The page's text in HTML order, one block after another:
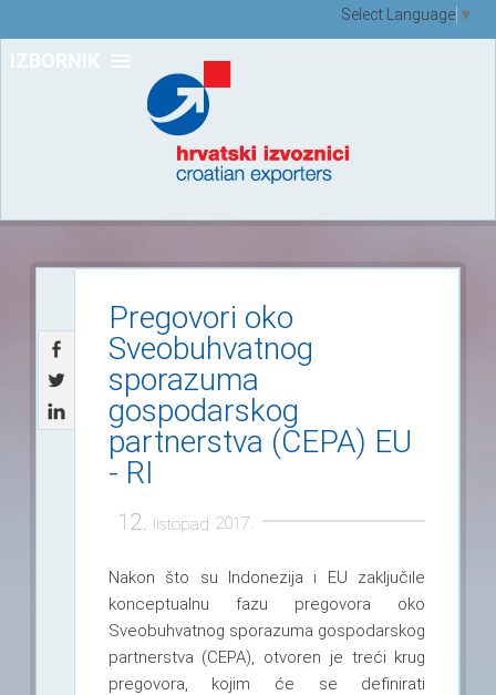
IZBORNIK
Select Language ▼
Pregovori oko
Sveobuhvatnog
sporazuma
gospodarskog
partnerstva (CEPA) EU
- RI
12. listopad 2017.
Nakon što su Indonezija i EU zaključile
konceptualnu fazu pregovora oko
Sveobuhvatnog sporazuma gospodarskog
partnerstva (CEPA), otvoren je treći krug
pregovora, kojim će se definirati